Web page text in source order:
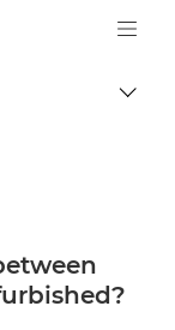
Logo, back to